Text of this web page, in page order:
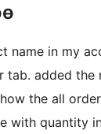
name in my
tab. added the
the all order
with quantity